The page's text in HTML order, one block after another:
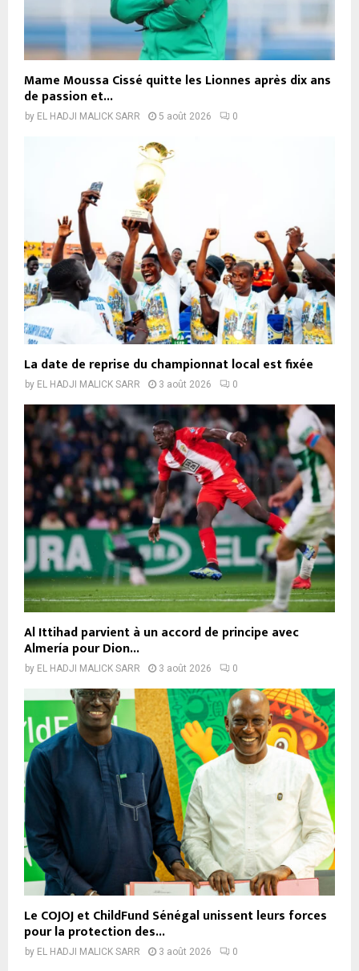
Mame Moussa Cissé quitte les Lionnes après dix ans
de passion et...
by EL HADJI MALICK SARR 5 août 2026 0
La date de reprise du championnat local est fixée
by EL HADJI MALICK SARR 3 août 2026 0
Al Ittihad parvient à un accord de principe avec
Almería pour Dion...
by EL HADJI MALICK SARR 3 août 2026 0
Le COJOJ et ChildFund Sénégal unissent leurs forces
pour la protection des...
by EL HADJI MALICK SARR 3 août 2026 0